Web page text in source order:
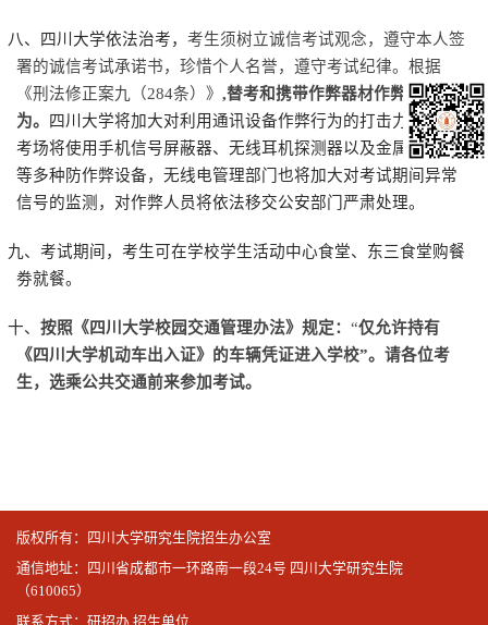
八、四川大学依法治考， 考生须树立诚信考试观念，遵守本人签
署的诚信考试承诺书，珍惜个人名誉，遵守考试纪律。 根据
《刑法修正案九（284条）》 ,替考和携带作弊器材作弊是犯罪行
为。
四川大学将加大对利用通讯设备作弊行为的打击力度，各
考场将使用手机信号屏蔽器、无线耳机探测器以及金属探测器
等多种防作弊设备，无线电管理部门也将加大对考试期间异常
信号的监测，对作弊人员将依法移交公安部门严肃处理。
九、考试期间，考生可在学校学生活动中心食堂、东三食堂购餐
劵就餐。
十、 按照《四川大学校园交通管理办法》规定： “仅允许持有
《四川大学机动车出入证》的车辆凭证进入学校”。请各位考
生，选乘公共交通前来参加考试。
版权所有：四川大学研究生院招生办公室
通信地址：四川省成都市一环路南一段24号 四川大学研究生院
（610065）
联系方式： 研招办 招生单位